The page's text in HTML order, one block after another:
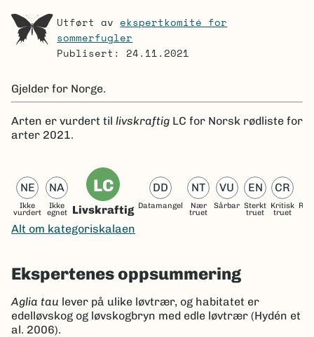
Utført av ekspertkomité for
sommerfugler
Publisert: 24.11.2021
Gjelder for Norge.
Arten er vurdert til livskraftig LC for Norsk rødliste for
arter 2021.
NE
Ikke
vurdert
NA
Ikke
egnet
LC
Livskraftig
DD
Datamangel
NT
Nær
truet
VU
Sårbar
EN
Sterkt
truet
CR
Kritisk
truet
Alt om kategoriskalaen
Ekspertenes oppsummering
Aglia tau lever på ulike løvtrær, og habitatet er
edelløvskog og løvskogbryn med edle løvtrær (Hydén et
al. 2006).